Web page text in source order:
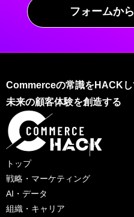
フォームか
Commerceの常識をHACKし
未来の顧客体験を創造する
トップ
戦略・マーケティング
AI・データ
組織・キャリア